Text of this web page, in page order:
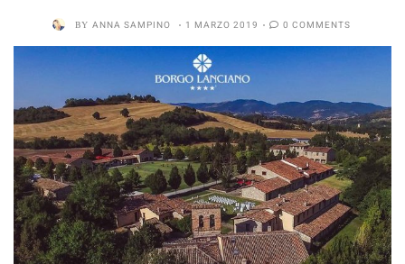
BY ANNA SAMPINO 1 MARZO 2019 0 COMMENTS